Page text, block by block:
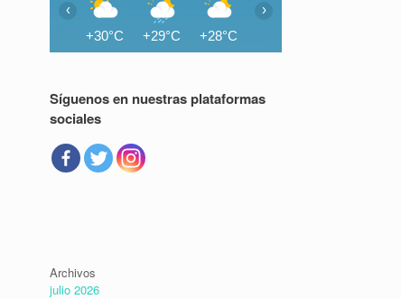
+30°C +29°C +28°C
‹ ›
Síguenos en nuestras plataformas
sociales
Archivos
julio 2026